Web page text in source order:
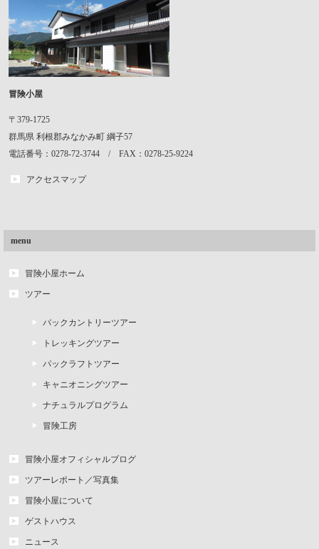
冒険小屋
〒379-1725
群馬県 利根郡みなかみ町 綱子57
電話番号：0278-72-3744 / FAX：0278-25-9224
アクセスマップ
menu
冒険小屋ホーム
ツアー
バックカントリーツアー
トレッキングツアー
パックラフトツアー
キャニオニングツアー
ナチュラルプログラム
冒険工房
冒険小屋オフィシャルブログ
ツアーレポート／写真集
冒険小屋について
ゲストハウス
ニュース